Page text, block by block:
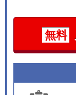
無料